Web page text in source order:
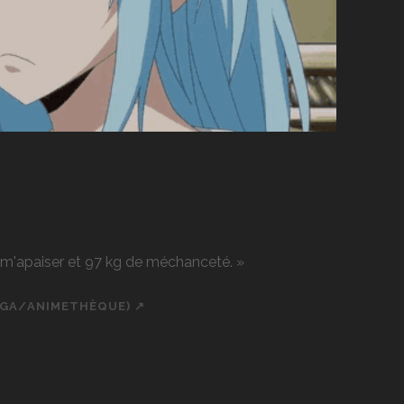
et 97 kg de méchanceté. »
ANIMETHÈQUE) ↗